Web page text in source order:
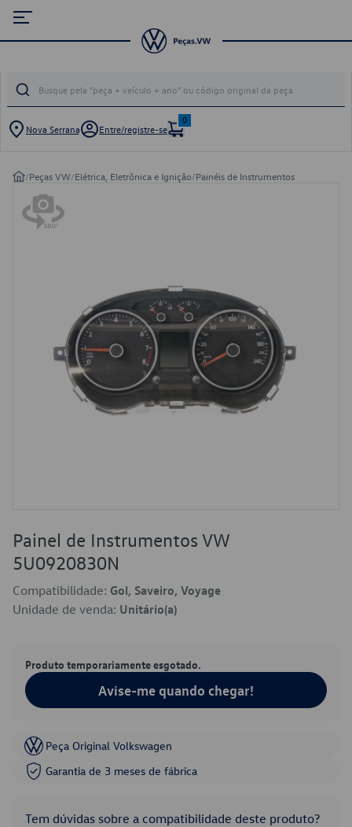
Nova Serrana Entre/registre-se
0
/Peças VW/Elétrica, Eletrônica e Ignição/Painéis de Instrumentos
Painel de Instrumentos VW
5U0920830N
Compatibilidade: Gol, Saveiro, Voyage
Unidade de venda: Unitário(a)
Produto temporariamente esgotado.
Avise-me quando chegar!
Peça Original Volkswagen
Garantia de 3 meses de fábrica
Tem dúvidas sobre a compatibilidade deste produto?